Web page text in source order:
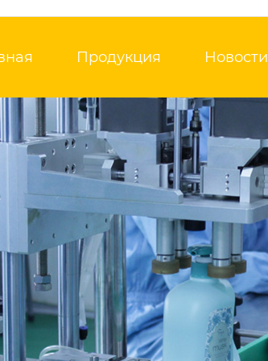
Продукция Новости